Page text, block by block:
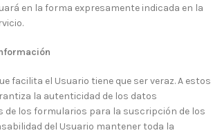
en la forma expresamente indicada en la
facilita el Usuario tiene que ser veraz. A estos
la autenticidad de los datos
de los formularios para la suscripción de los
del Usuario mantener toda la